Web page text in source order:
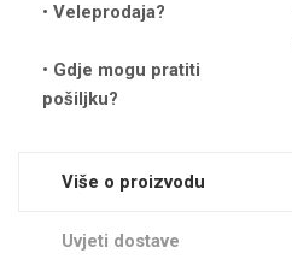
Veleprodaja?
Gdje mogu pratiti
pošiljku?
Više o proizvodu
Uvjeti dostave